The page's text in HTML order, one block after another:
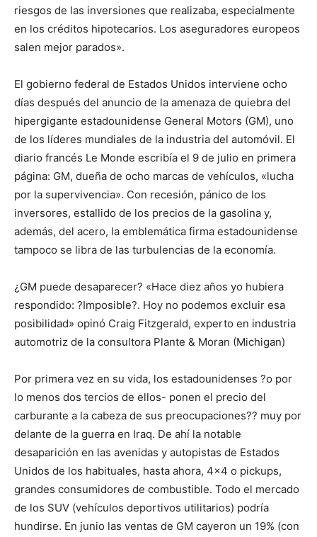
riesgos de las inversiones que realizaba, especialmente
en los créditos hipotecarios. Los aseguradores europeos
salen mejor parados».
El gobierno federal de Estados Unidos interviene ocho
días después del anuncio de la amenaza de quiebra del
hipergigante estadounidense General Motors (GM), uno
de los líderes mundiales de la industria del automóvil. El
diario francés Le Monde escribía el 9 de julio en primera
página: GM, dueña de ocho marcas de vehículos, «lucha
por la supervivencia». Con recesión, pánico de los
inversores, estallido de los precios de la gasolina y,
además, del acero, la emblemática firma estadounidense
tampoco se libra de las turbulencias de la economía.
¿GM puede desaparecer? «Hace diez años yo hubiera
respondido: ?Imposible?. Hoy no podemos excluir esa
posibilidad» opinó Craig Fitzgerald, experto en industria
automotriz de la consultora Plante & Moran (Michigan)
Por primera vez en su vida, los estadounidenses ?o por
lo menos dos tercios de ellos- ponen el precio del
carburante a la cabeza de sus preocupaciones?? muy por
delante de la guerra en Iraq. De ahí la notable
desaparición en las avenidas y autopistas de Estados
Unidos de los habituales, hasta ahora, 4×4 o pickups,
grandes consumidores de combustible. Todo el mercado
de los SUV (vehículos deportivos utilitarios) podría
hundirse. En junio las ventas de GM cayeron un 19% (con